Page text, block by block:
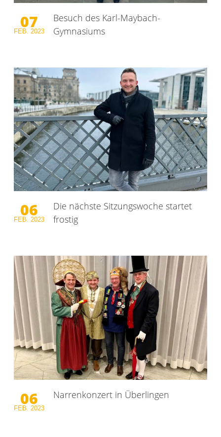
07
FEB. 2023
Besuch des Karl-Maybach-
Gymnasiums
06
FEB.2023
Die nächste Sitzungswoche startet
frostig
06
FEB.2023
Narrenkonzert in Überlingen